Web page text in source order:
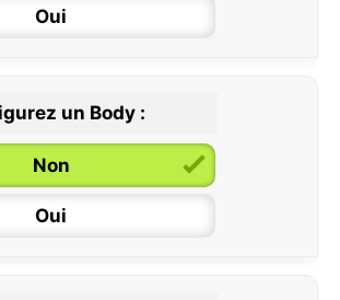
Oui
un Body :
Non
Oui